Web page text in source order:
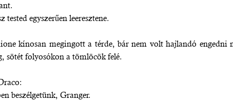
tested egyszerűen leeresztene.
kínosan megingott a térde, bár nem volt hajlandó engedni
sötét folyosókon a tömlöcök felé.
beszélgetünk, Granger.